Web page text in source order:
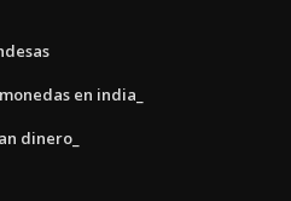
en india_
dinero_